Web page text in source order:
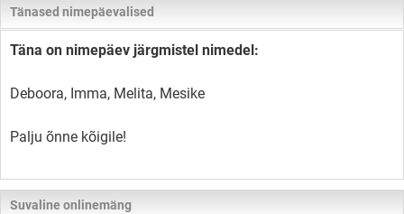
Tänased nimepäevalised
Täna on nimepäev järgmistel nimedel:
Deboora, Imma, Melita, Mesike
Palju õnne kõigile!
Suvaline onlinemäng